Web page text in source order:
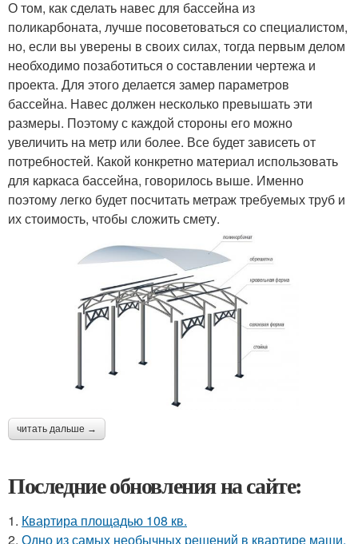
О том, как сделать навес для бассейна из
поликарбоната, лучше посоветоваться со специалистом,
но, если вы уверены в своих силах, тогда первым делом
необходимо позаботиться о составлении чертежа и
проекта. Для этого делается замер параметров
бассейна. Навес должен несколько превышать эти
размеры. Поэтому с каждой стороны его можно
увеличить на метр или более. Все будет зависеть от
потребностей. Какой конкретно материал использовать
для каркаса бассейна, говорилось выше. Именно
поэтому легко будет посчитать метраж требуемых труб и
их стоимость, чтобы сложить смету.
читать дальше →
Последние обновления на сайте:
1. Квартира площадью 108 кв.
2. Одно из самых необычных решений в квартире маши,